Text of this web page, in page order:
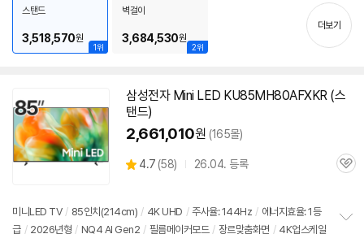
00원
기
1위
스탠드
3,518,570원
2위
벽걸이
3,684,530원
더보기
삼성전자 Mini LED KU85MH80AFXKR (스
탠드)
2,661,010원 (165몰)
별
4.7 (상
뷰
58) 26.04. 등록
관
미니LED TV / 85인치(214cm) / 4K UHD / 주사율: 144Hz / 에너지효율: 1등
급 / 2026년형 / NQ4 AI Gen2 / 필름메이커모드 / 장르맞춤화면 / 4K업스케일